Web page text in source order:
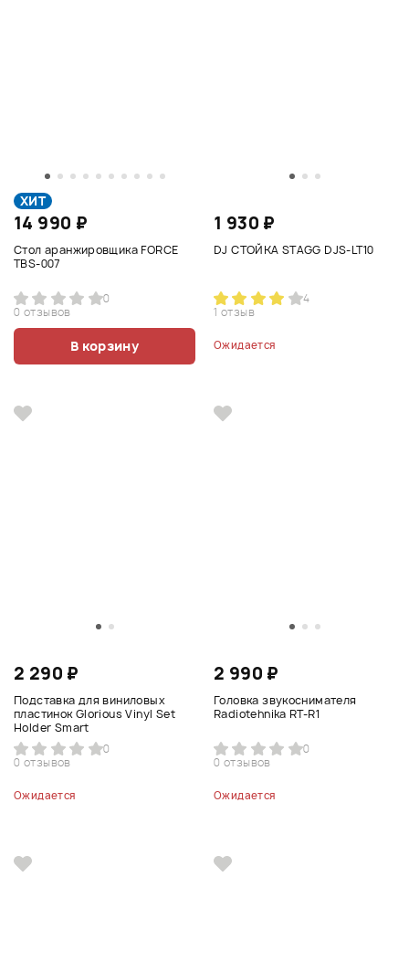
ХИТ
14 990 ₽
Стол аранжировщика FORCE
TBS-007
0
0 отзывов
В корзину
1 930 ₽
DJ СТОЙКА STAGG DJS-LT10
4
1 отзыв
Ожидается
2 290 ₽
Подставка для виниловых
пластинок Glorious Vinyl Set
Holder Smart
0
0 отзывов
Ожидается
2 990 ₽
Головка звукоснимателя
Radiotehnika RT-R1
0
0 отзывов
Ожидается